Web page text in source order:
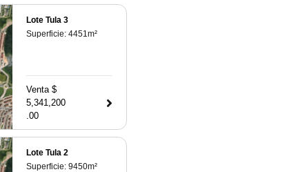
Lote Tula 3
Superficie: 4451m²
Venta $
5,341,200
.00
Lote Tula 2
Superficie: 9450m²